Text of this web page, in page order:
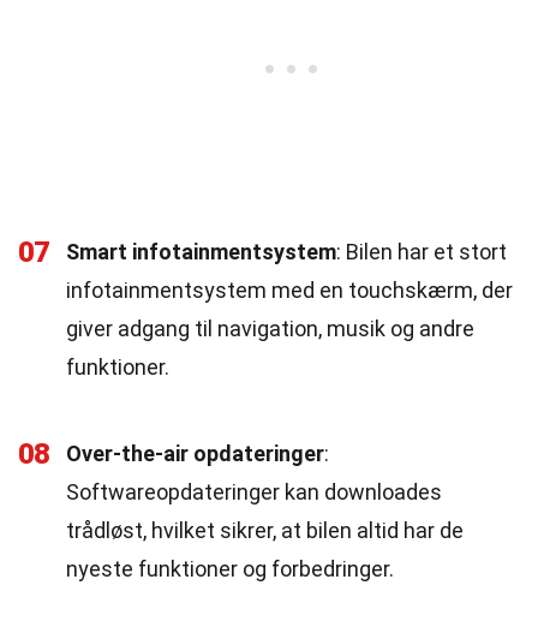
07 Smart infotainmentsystem: Bilen har et stort
infotainmentsystem med en touchskærm, der
giver adgang til navigation, musik og andre
funktioner.
08 Over-the-air opdateringer:
Softwareopdateringer kan downloades
trådløst, hvilket sikrer, at bilen altid har de
nyeste funktioner og forbedringer.